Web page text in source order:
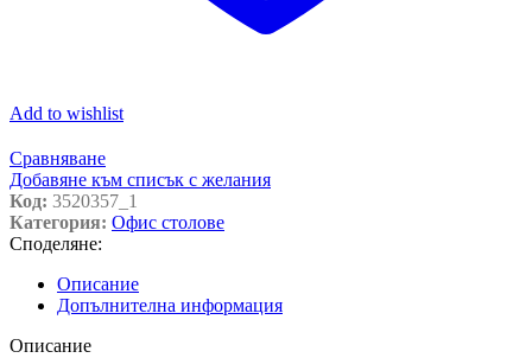
Add to wishlist
Сравняване
Добавяне към списък с желания
Код: 3520357_1
Категория: Офис столове
Споделяне:
Описание
Допълнителна информация
Описание